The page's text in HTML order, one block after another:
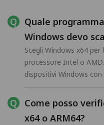
Quale
Windows devo
Scegli Windows x64
processore Intel o
dispositivi Windows
Come posso
x64 o ARM64?